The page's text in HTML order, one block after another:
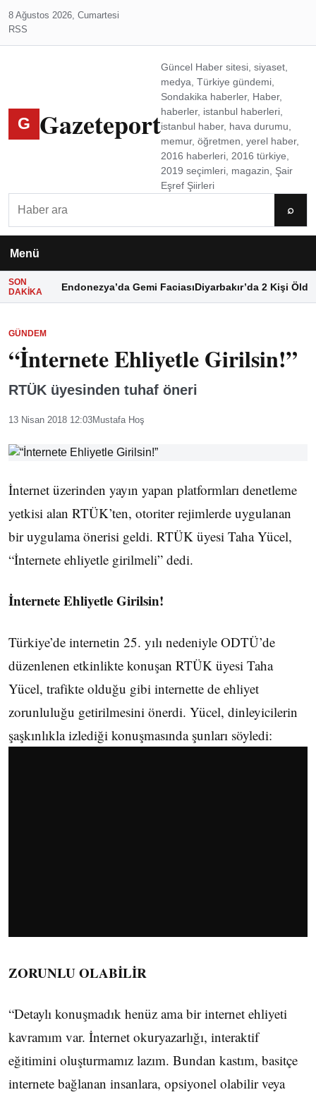
8 Ağustos 2026, Cumartesi
RSS
G Gazeteport
Güncel Haber sitesi, siyaset,
medya, Türkiye gündemi,
Sondakika haberler, Haber,
haberler, istanbul haberleri,
istanbul haber, hava durumu,
memur, öğretmen, yerel haber,
2016 haberleri, 2016 türkiye,
2019 seçimleri, magazin, Şair
Eşref Şiirleri
⌕
Menü
SON
DAKIKA
Endonezya’da Gemi FaciasıDiyarbakır’da 2 Kişi Öldü
GÜNDEM
“İnternete Ehliyetle Girilsin!”
RTÜK üyesinden tuhaf öneri
13 Nisan 2018 12:03Mustafa Hoş
İnternet üzerinden yayın yapan platformları denetleme
yetkisi alan RTÜK’ten, otoriter rejimlerde uygulanan
bir uygulama önerisi geldi. RTÜK üyesi Taha Yücel,
“İnternete ehliyetle girilmeli” dedi.
İnternete Ehliyetle Girilsin!
Türkiye’de internetin 25. yılı nedeniyle ODTÜ’de
düzenlenen etkinlikte konuşan RTÜK üyesi Taha
Yücel, trafikte olduğu gibi internette de ehliyet
zorunluluğu getirilmesini önerdi. Yücel, dinleyicilerin
şaşkınlıkla izlediği konuşmasında şunları söyledi:
ZORUNLU OLABİLİR
“Detaylı konuşmadık henüz ama bir internet ehliyeti
kavramım var. İnternet okuryazarlığı, interaktif
eğitimini oluşturmamız lazım. Bundan kastım, basitçe
internete bağlanan insanlara, opsiyonel olabilir veya